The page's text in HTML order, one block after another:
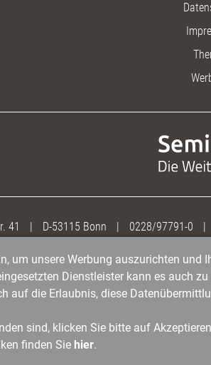
41 | D-53115 Bonn | 0228/97791-0 |
um unsere Werbung auszurichten und
Dienstleister kann es auch
auf die Erlaubnis, diese
sind, klicken Sie bitte auf
finden Sie hier.